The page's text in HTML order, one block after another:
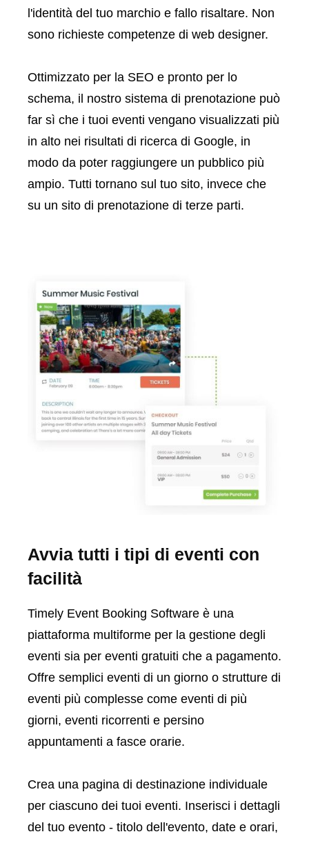
l'identità del tuo marchio e fallo risaltare. Non
sono richieste competenze di web designer.
Ottimizzato per la SEO e pronto per lo
schema, il nostro sistema di prenotazione può
far sì che i tuoi eventi vengano visualizzati più
in alto nei risultati di ricerca di Google, in
modo da poter raggiungere un pubblico più
ampio. Tutti tornano sul tuo sito, invece che
su un sito di prenotazione di terze parti.
Avvia tutti i tipi di eventi con
facilità
Timely Event Booking Software è una
piattaforma multiforme per la gestione degli
eventi sia per eventi gratuiti che a pagamento.
Offre semplici eventi di un giorno o strutture di
eventi più complesse come eventi di più
giorni, eventi ricorrenti e persino
appuntamenti a fasce orarie.
Crea una pagina di destinazione individuale
per ciascuno dei tuoi eventi. Inserisci i dettagli
del tuo evento - titolo dell'evento, date e orari,